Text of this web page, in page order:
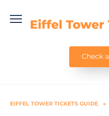
content
Check
EIFFEL TOWER TICKETS GUIDE »